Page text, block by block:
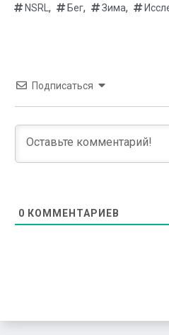
NSRL, Бег, Зима,
Подписаться
0 КОММЕНТАРИЕВ